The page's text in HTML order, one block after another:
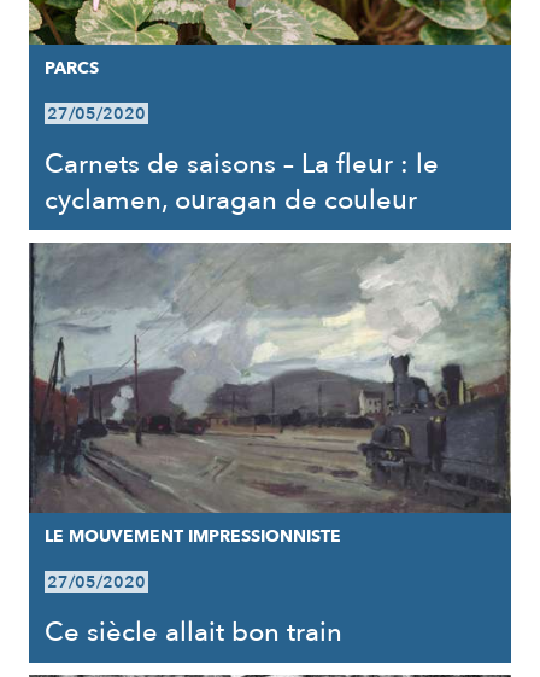
PARCS
27/05/2020
Carnets de saisons – La fleur : le
cyclamen, ouragan de couleur
LE MOUVEMENT IMPRESSIONNISTE
27/05/2020
Ce siècle allait bon train